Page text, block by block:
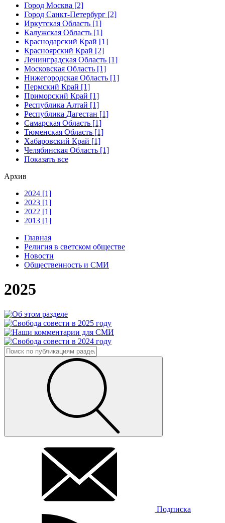
Город Москва [2]
Город Санкт-Петербург [2]
Иркутская Область [1]
Калужская Область [1]
Краснодарский Край [1]
Красноярский Край [2]
Ленинградская Область [1]
Московская Область [1]
Нижегородская Область [1]
Пермский Край [1]
Приморский Край [1]
Республика Алтай [1]
Республика Дагестан [1]
Самарская Область [1]
Тюменская Область [1]
Хабаровский Край [1]
Челябинская Область [1]
Показать все
Архив
2024 [1]
2023 [1]
2022 [1]
2013 [1]
Главная
Религия в светском обществе
Новости
Общественность и СМИ
2025
Подписка